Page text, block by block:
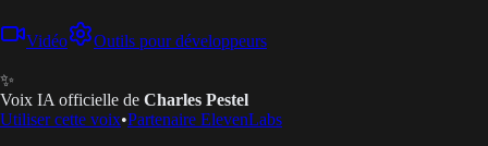
Vidéo Outils pour développeurs
✨
Voix IA officielle de Charles Pestel
Utiliser cette voix•Partenaire ElevenLabs